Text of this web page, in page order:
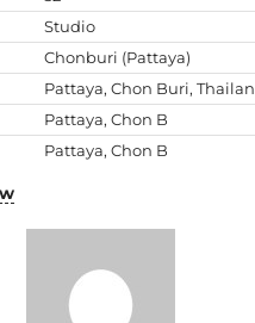
Studio
Chonburi (Pattaya)
Pattaya, Chon Buri,
Pattaya, Chon B
Pattaya, Chon B